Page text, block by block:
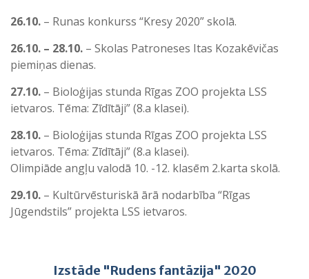
26.10. – Runas konkurss “Kresy 2020” skolā.
26.10. – 28.10. – Skolas Patroneses Itas Kozakēvičas
piemiņas dienas.
27.10. – Bioloģijas stunda Rīgas ZOO projekta LSS
ietvaros. Tēma: Zīdītāji” (8.a klasei).
28.10. – Bioloģijas stunda Rīgas ZOO projekta LSS
ietvaros. Tēma: Zīdītāji” (8.a klasei).
Olimpiāde angļu valodā 10. -12. klasēm 2.karta skolā.
29.10. – Kultūrvēsturiskā ārā nodarbība “Rīgas
Jūgendstils” projekta LSS ietvaros.
Izstāde "Rudens fantāzija" 2020